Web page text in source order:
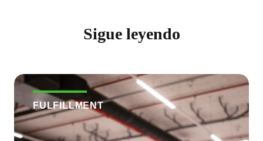
Sigue leyendo
FULFILLMENT